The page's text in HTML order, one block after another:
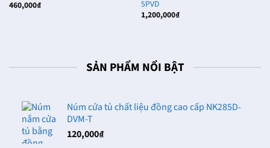
460,000₫
5PVD
1,200,000₫
SẢN PHẨM NỔI BẬT
Núm cửa tủ chất liệu đồng cao cấp NK285D-
DVM-T
120,000₫